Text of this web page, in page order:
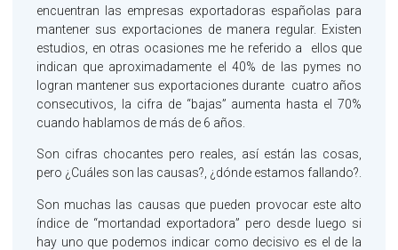
encuentran las empresas exportadoras españolas para
mantener sus exportaciones de manera regular. Existen
estudios, en otras ocasiones me he referido a ellos que
indican que aproximadamente el 40% de las pymes no
logran mantener sus exportaciones durante cuatro años
consecutivos, la cifra de “bajas” aumenta hasta el 70%
cuando hablamos de más de 6 años.
Son cifras chocantes pero reales, así están las cosas,
pero ¿Cuáles son las causas?, ¿dónde estamos fallando?.
Son muchas las causas que pueden provocar este alto
índice de “mortandad exportadora” pero desde luego si
hay uno que podemos indicar como decisivo es el de la